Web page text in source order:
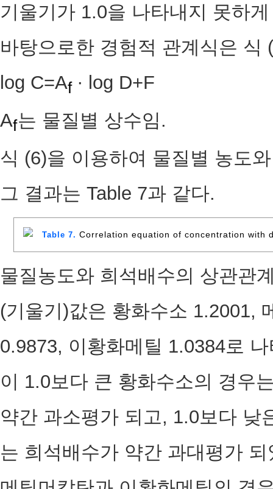
기울기가 1.0을 나타내지 못하
바탕으로한 경험적 관계식은
log C=Af ∙ log
Af는 물질별 상수임.
식 (6)을 이용하여 물질별 농도
그 결과는 Table 7과 같다.
Table 7. Correlation equation of concentration with
물질농도와 희석배수의 상관관
(기울기)값은 황화수소 1.2001,
0.9873, 이황화메틸 1.0384로
이 1.0보다 큰 황화수소의 경우
약간 과소평가 되고, 1.0보다 낮
는 희석배수가 약간 과대평가